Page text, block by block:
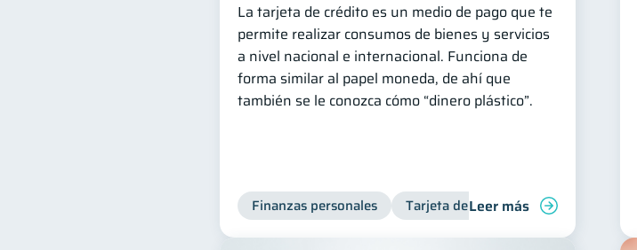
La tarjeta de crédito es un medio de pago que te
permite realizar consumos de bienes y servicios
a nivel nacional e internacional. Funciona de
forma similar al papel moneda, de ahí que
también se le conozca cómo “dinero plástico”.
Finanzas personales Tarjeta de crédito
Leer más